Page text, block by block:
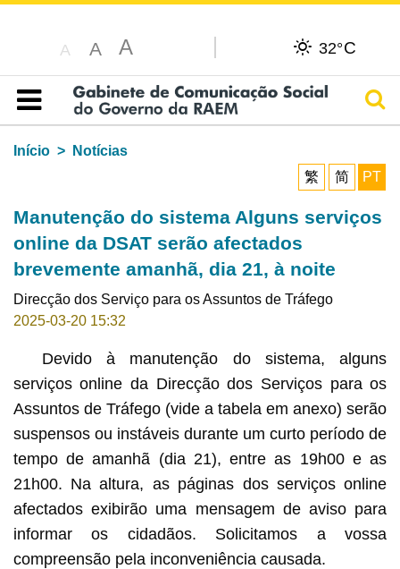
A A A 32°C
Índice
Início
Notícias
繁
简 PT
Manutenção do sistema Alguns serviços
online da DSAT serão afectados
brevemente amanhã, dia 21, à noite
Direcção dos Serviço para os Assuntos de Tráfego
2025-03-20 15:32
Devido à manutenção do sistema, alguns
serviços online da Direcção dos Serviços para os
Assuntos de Tráfego (vide a tabela em anexo) serão
suspensos ou instáveis durante um curto período de
tempo de amanhã (dia 21), entre as 19h00 e as
21h00. Na altura, as páginas dos serviços online
afectados exibirão uma mensagem de aviso para
informar os cidadãos. Solicitamos a vossa
compreensão pela inconveniência causada.